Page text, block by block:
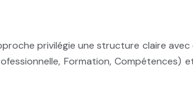
privilégie une structure claire avec
Formation, Compétences)